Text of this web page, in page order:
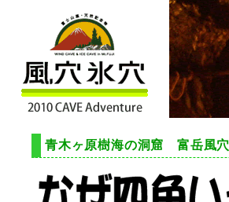
青木ヶ原樹海の洞窟 富岳風